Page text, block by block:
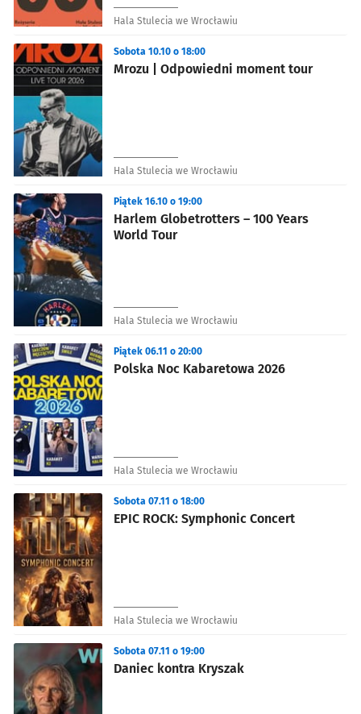
Hala Stulecia we Wrocławiu
Mrozu | Odpowiedni moment tour
Sobota 10.10 o 18:00
Hala Stulecia we Wrocławiu
Harlem Globetrotters – 100 Years
World Tour
Piątek 16.10 o 19:00
Hala Stulecia we Wrocławiu
Polska Noc Kabaretowa 2026
Piątek 06.11 o 20:00
Hala Stulecia we Wrocławiu
EPIC ROCK: Symphonic Concert
Sobota 07.11 o 18:00
Hala Stulecia we Wrocławiu
Daniec kontra Kryszak
Sobota 07.11 o 19:00